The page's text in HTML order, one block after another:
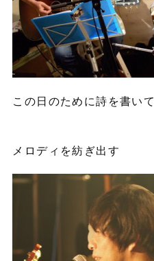
この日のために詩を書いて
メロディを紡ぎ出す